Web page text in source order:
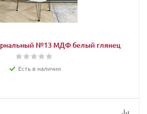
№13 МДФ белый глянец
Есть в наличии